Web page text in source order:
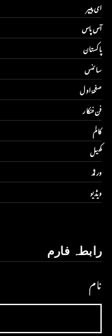
ای پیپر
آس پاس
پاکستان
سائنس
صفحۂ اول
فن فنکار
کالم
کھیل
ورلڈ
ویڈیو
رابطہ فارم
نام